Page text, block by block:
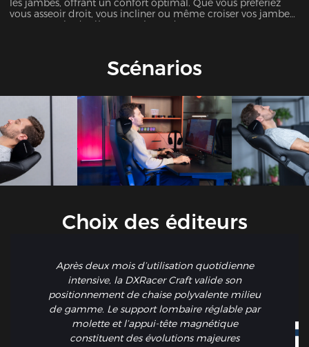
les jambes, offrant un confort optimal. Que vous préfériez
vous asseoir droit, vous incliner ou même croiser vos jambes,
notre coussin de siège extra-large de 57.5cm est conçu pour
Scénarios
Choix des éditeurs
Après deux mois d’utilisation quotidienne
intensive, la DXRacer Craft valide son
positionnement de chaise polyvalente milieu
de gamme. Le support lombaire réglable par
molette et l’appui-tête magnétique
constituent des évolutions majeures